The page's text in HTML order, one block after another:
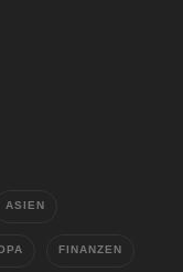
ASIEN
FINANZEN